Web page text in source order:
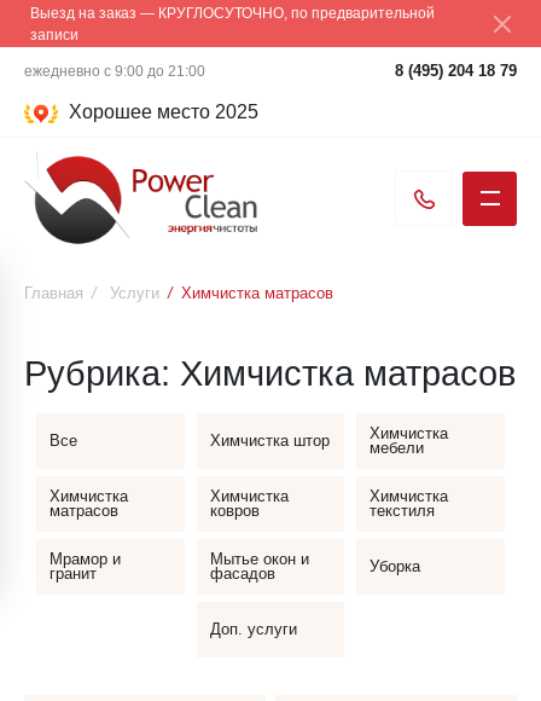
Выезд на заказ — КРУГЛОСУТОЧНО, по предварительной
записи
ежедневно с 9:00 до 21:00 8 (495) 204 18 79
Хорошее место 2025
Главная / Услуги / Химчистка матрасов
Рубрика: Химчистка матрасов
Все Химчистка штор
Химчистка
мебели
Химчистка
матрасов
Химчистка
ковров
Химчистка
текстиля
Мрамор и
гранит
Мытье окон и
фасадов
Уборка
Доп. услуги